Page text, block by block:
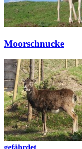
Moorschnucke
gefährdet